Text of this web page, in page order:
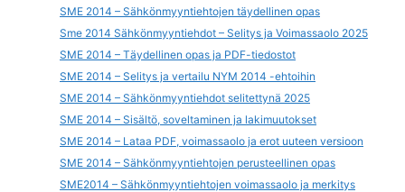
SME 2014 – Sähkönmyyntiehtojen täydellinen opas
Sme 2014 Sähkönmyyntiehdot – Selitys ja Voimassaolo 2025
SME 2014 – Täydellinen opas ja PDF-tiedostot
SME 2014 – Selitys ja vertailu NYM 2014 -ehtoihin
SME 2014 – Sähkönmyyntiehdot selitettynä 2025
SME 2014 – Sisältö, soveltaminen ja lakimuutokset
SME 2014 – Lataa PDF, voimassaolo ja erot uuteen versioon
SME 2014 – Sähkönmyyntiehtojen perusteellinen opas
SME2014 – Sähkönmyyntiehtojen voimassaolo ja merkitys